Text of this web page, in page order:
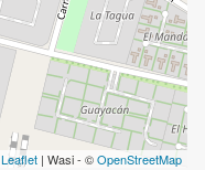
Leaflet | Wasi - ©OpenStreetMap